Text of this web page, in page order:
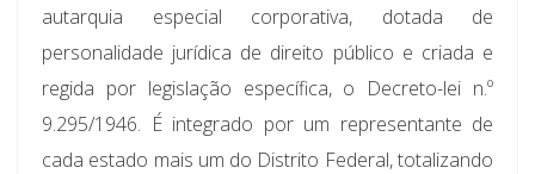
autarquia especial corporativa, dotada de
personalidade jurídica de direito público e criada e
regida por legislação específica, o Decreto-lei n.º
9.295/1946. É integrado por um representante de
cada estado mais um do Distrito Federal, totalizando